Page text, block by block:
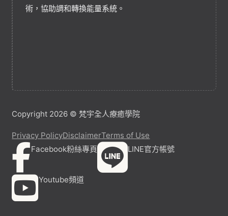
術，協助調和轉換能量系統。
Copyright 2026 © 梵宇全人療癒學院
Privacy PolicyDisclaimerTerms of Use
Facebook粉絲專頁
LINE官方帳號
Youtube頻道